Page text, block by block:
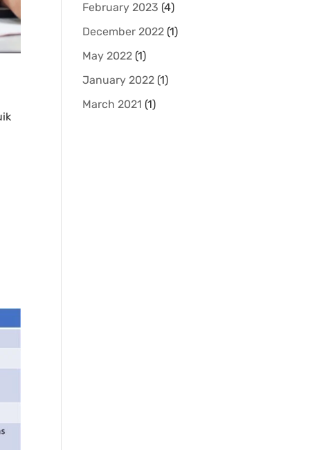
February 2023 (4)
December 2022 (1)
May 2022 (1)
January 2022 (1)
March 2021 (1)